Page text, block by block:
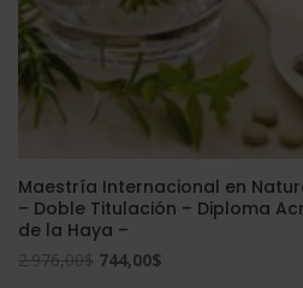
Maestría Internacional en
– Doble Titulación – Diploma
de la Haya –
2.976,00$ El
744,00$